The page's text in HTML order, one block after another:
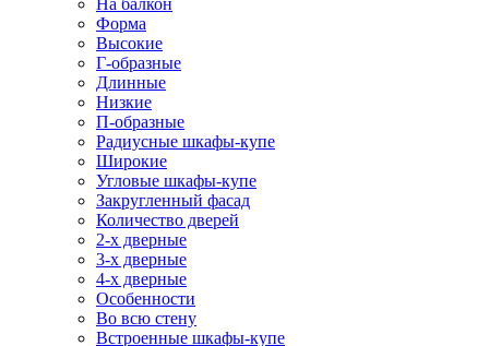
На балкон
Форма
Высокие
Г-образные
Длинные
Низкие
П-образные
Радиусные шкафы-купе
Широкие
Угловые шкафы-купе
Закругленный фасад
Количество дверей
2-х дверные
3-х дверные
4-х дверные
Особенности
Во всю стену
Встроенные шкафы-купе